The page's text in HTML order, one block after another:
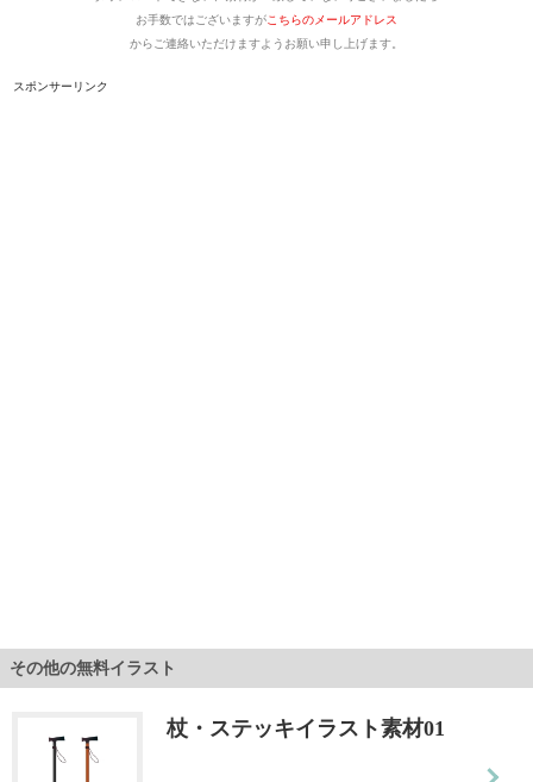
お手数ではございますがこちらのメールアドレス
からご連絡いただけますようお願い申し上げます。
スポンサーリンク
その他の無料イラスト
杖・ステッキイラスト素材01